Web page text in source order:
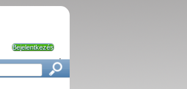
'
Keresés